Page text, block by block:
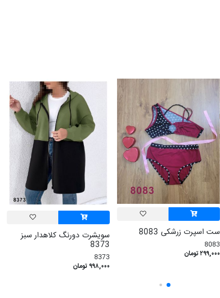
ست اسپرت زرشکی 8083
8083
۲۹۹,۰۰۰ تومان
سویشرت دورنگ کلاهدار سبز
8373
8373
۹۹۸,۰۰۰ تومان